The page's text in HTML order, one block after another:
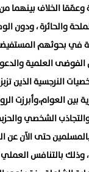
الخلاف بينهما
والحائرة ،
في بحوثهم
الفوضى العلمية
النرجسية الذين
بين العوام،وأبرزت
الشخصي
حتى الآن عن
وذلك بالتنافس